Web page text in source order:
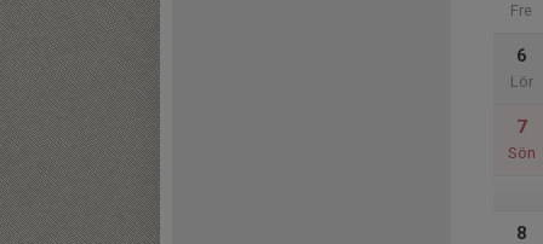
Fre
6
Lör
7
Sön
8